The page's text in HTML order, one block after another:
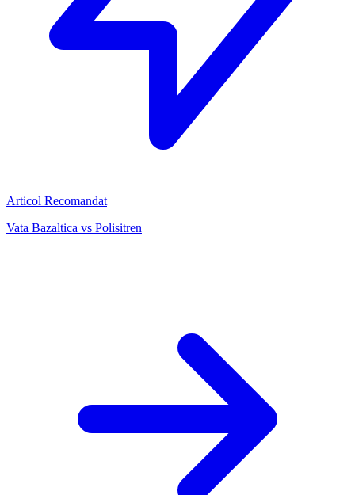
Articol Recomandat
Vata Bazaltica vs Polisitren